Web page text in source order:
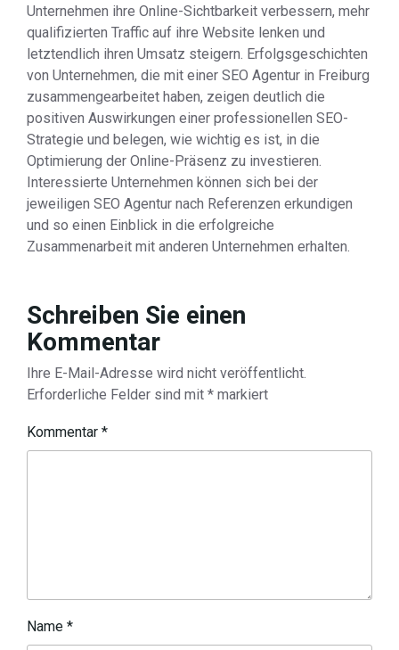
Unternehmen ihre Online-Sichtbarkeit verbessern, mehr
qualifizierten Traffic auf ihre Website lenken und
letztendlich ihren Umsatz steigern. Erfolgsgeschichten
von Unternehmen, die mit einer SEO Agentur in Freiburg
zusammengearbeitet haben, zeigen deutlich die
positiven Auswirkungen einer professionellen SEO-
Strategie und belegen, wie wichtig es ist, in die
Optimierung der Online-Präsenz zu investieren.
Interessierte Unternehmen können sich bei der
jeweiligen SEO Agentur nach Referenzen erkundigen
und so einen Einblick in die erfolgreiche
Zusammenarbeit mit anderen Unternehmen erhalten.
Schreiben Sie einen
Kommentar
Ihre E-Mail-Adresse wird nicht veröffentlicht.
Erforderliche Felder sind mit * markiert
Kommentar *
Name *